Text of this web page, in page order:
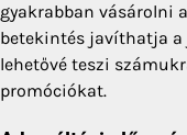
gyakrabban vásárolni
betekintés javíthatja a
lehetővé teszi
promóciókat.